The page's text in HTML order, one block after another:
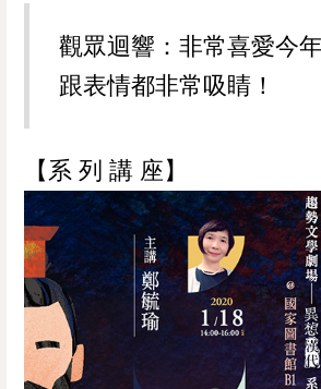
觀眾迴響：非常喜愛今
跟表情都非常吸睛！
【系 列 講 座】